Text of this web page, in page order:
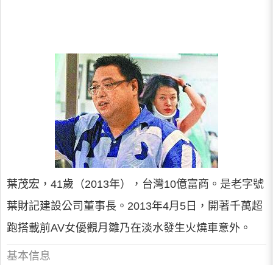
葉茂宏，41歲（2013年），台灣10億富商。是老字號
葉財記建設公司董事長。2013年4月5日，開著千萬超
跑搭載前AV女優觀月雛乃在淡水發生火燒車意外。
基本信息